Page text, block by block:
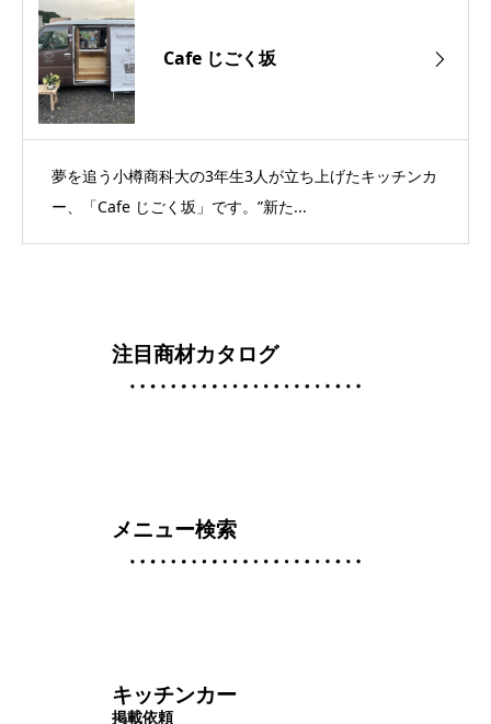
Cafe じごく坂
夢を追う小樽商科大の3年生3人が立ち上げたキッチンカ
ー、「Cafe じごく坂」です。”新た...
注目商材カタログ
メニュー検索
キッチンカー
掲載依頼